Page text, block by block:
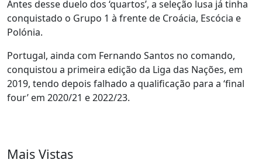
Antes desse duelo dos ‘quartos’, a seleção lusa já tinha
conquistado o Grupo 1 à frente de Croácia, Escócia e
Polónia.
Portugal, ainda com Fernando Santos no comando,
conquistou a primeira edição da Liga das Nações, em
2019, tendo depois falhado a qualificação para a ‘final
four’ em 2020/21 e 2022/23.
Mais Vistas